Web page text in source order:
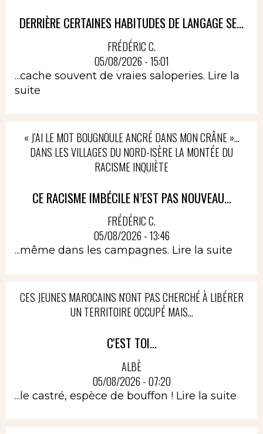
DERRIÈRE CERTAINES HABITUDES DE LANGAGE SE...
FRÉDÉRIC C.
05/08/2026 - 15:01
...cache souvent de vraies saloperies. Lire la
suite
« J’AI LE MOT BOUGNOULE ANCRÉ DANS MON CRÂNE »…
DANS LES VILLAGES DU NORD-ISÈRE LA MONTÉE DU
RACISME INQUIÈTE
CE RACISME IMBÉCILE N’EST PAS NOUVEAU...
FRÉDÉRIC C.
05/08/2026 - 13:46
...même dans les campagnes. Lire la suite
CES JEUNES MAROCAINS N'ONT PAS CHERCHÉ À LIBÉRER
UN TERRITOIRE OCCUPÉ MAIS...
C'EST TOI...
ALBÈ
05/08/2026 - 07:20
...le castré, espèce de bouffon ! Lire la suite